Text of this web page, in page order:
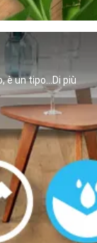
un tipo...Di più